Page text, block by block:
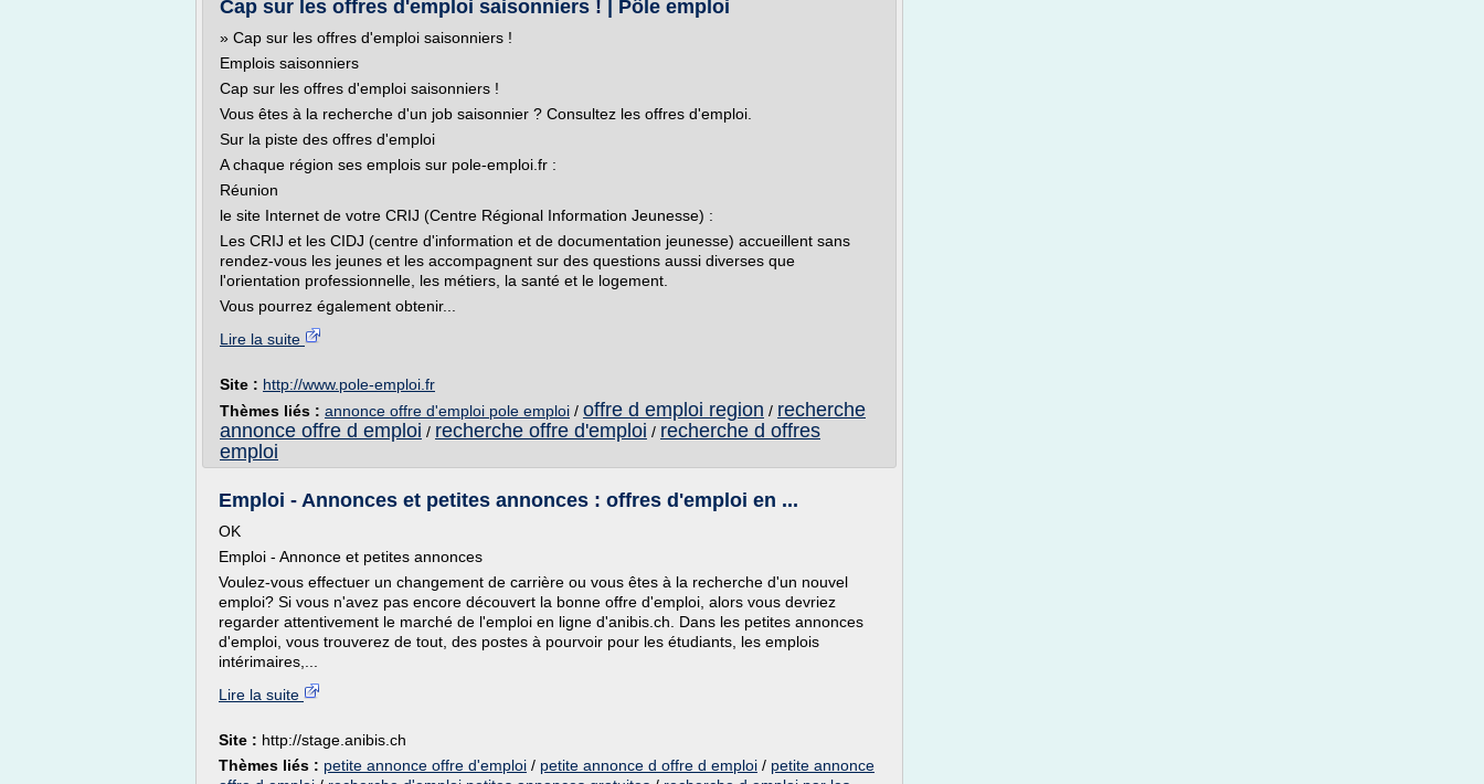
Cap sur les offres d'emploi saisonniers ! | Pôle emploi
» Cap sur les offres d'emploi saisonniers !
Emplois saisonniers
Cap sur les offres d'emploi saisonniers !
Vous êtes à la recherche d'un job saisonnier ? Consultez les offres d'emploi.
Sur la piste des offres d'emploi
A chaque région ses emplois sur pole-emploi.fr :
Réunion
le site Internet de votre CRIJ (Centre Régional Information Jeunesse) :
Les CRIJ et les CIDJ (centre d'information et de documentation jeunesse) accueillent sans
rendez-vous les jeunes et les accompagnent sur des questions aussi diverses que
l'orientation professionnelle, les métiers, la santé et le logement.
Vous pourrez également obtenir...
Lire la suite
Site : http://www.pole-emploi.fr
Thèmes liés : annonce offre d'emploi pole emploi / offre d emploi region / recherche
annonce offre d emploi / recherche offre d'emploi / recherche d offres
emploi
Emploi - Annonces et petites annonces : offres d'emploi en ...
OK
Emploi - Annonce et petites annonces
Voulez-vous effectuer un changement de carrière ou vous êtes à la recherche d'un nouvel
emploi? Si vous n'avez pas encore découvert la bonne offre d'emploi, alors vous devriez
regarder attentivement le marché de l'emploi en ligne d'anibis.ch. Dans les petites annonces
d'emploi, vous trouverez de tout, des postes à pourvoir pour les étudiants, les emplois
intérimaires,...
Lire la suite
Site : http://stage.anibis.ch
Thèmes liés : petite annonce offre d'emploi / petite annonce d offre d emploi / petite annonce